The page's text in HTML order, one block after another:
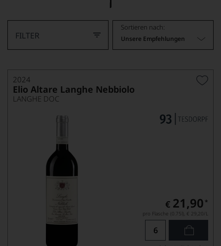
FILTER
Sortieren nach:
Unsere Empfehlungen
2024
Elio Altare Langhe Nebbiolo
LANGHE DOC
€ 21,90 *
pro Flasche (0.75l), € 29,20/L